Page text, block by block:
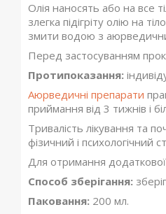
Олія наносять або на все
злегка підігріту олію на
змити водою з
Перед застосуванням
Протипоказання:
Аюрведичні препарати
приймання від 3 тижнів і
Тривалість лікування та
фізичний і
Для отримання
Способ зберігання:
Паковання: 200 мл.